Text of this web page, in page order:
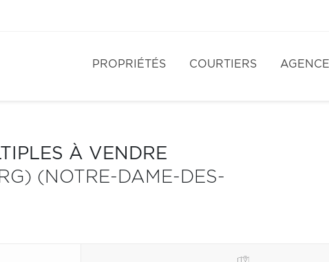
PROPRIÉTÉS COURTIERS AGENCE
À VENDRE
(NOTRE-DAME-DES-